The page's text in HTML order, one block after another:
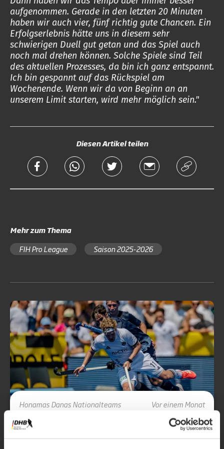
aufgenommen. Gerade in den letzten 20 Minuten
haben wir auch vier, fünf richtig gute Chancen. Ein
Erfolgserlebnis hätte uns in diesem sehr
schwierigen Duell gut getan und das Spiel auch
noch mal drehen können. Solche Spiele sind Teil
des aktuellen Prozesses, da bin ich ganz entspannt.
Ich bin gespannt auf das Rückspiel am
Wochenende. Wenn wir da von Beginn an an
unserem Limit starten, wird mehr möglich sein."
Diesen Artikel teilen
Mehr zum Thema
FIH Pro League
Saison 2025-2026
HonamasDanasNationalteams
Vor einem Monat
DHB-Teams trotz Hitze in Berlin
erfolgreich